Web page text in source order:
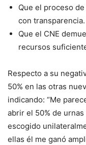
Que el proceso
con transparencia.
Que el CNE
recursos
Respecto a su
50% en las otras
indicando: “Me
abrir el 50% de
escogido
ellas él me ganó